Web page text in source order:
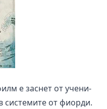
е заснет от учени-
системите от фиорди.